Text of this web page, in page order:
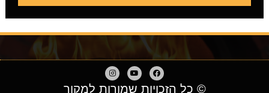
© כל הזכויות שמורות למקור